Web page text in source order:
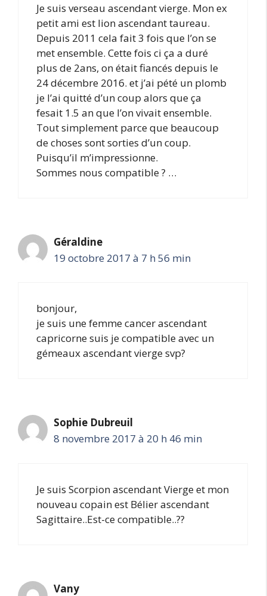
Je suis verseau ascendant vierge. Mon ex
petit ami est lion ascendant taureau.
Depuis 2011 cela fait 3 fois que l’on se
met ensemble. Cette fois ci ça a duré
plus de 2ans, on était fiancés depuis le
24 décembre 2016. et j’ai pété un plomb
je l’ai quitté d’un coup alors que ça
fesait 1.5 an que l’on vivait ensemble.
Tout simplement parce que beaucoup
de choses sont sorties d’un coup.
Puisqu’il m’impressionne.
Sommes nous compatible ? …
Géraldine
19 octobre 2017 à 7 h 56 min
bonjour,
je suis une femme cancer ascendant
capricorne suis je compatible avec un
gémeaux ascendant vierge svp?
Sophie Dubreuil
8 novembre 2017 à 20 h 46 min
Je suis Scorpion ascendant Vierge et mon
nouveau copain est Bélier ascendant
Sagittaire..Est-ce compatible..??
Vany